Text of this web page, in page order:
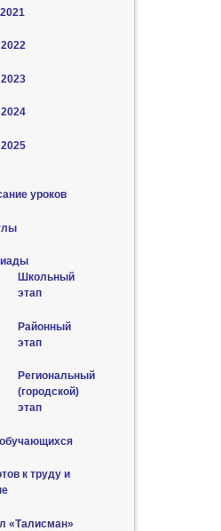
уроков
Школьный
этап
Районный
этап
Региональный
(городской)
этап
к труду и
«Талисман»